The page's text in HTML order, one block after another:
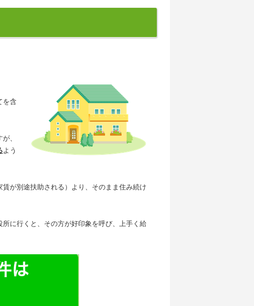
を含
、
よう
が別途扶助される）より、そのまま住み続け
に行くと、その方が好印象を呼び、上手く給